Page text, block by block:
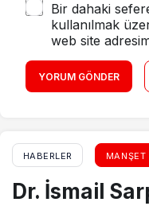
Bir dahaki
kullanılmak
web site
YORUM GÖNDER
HABERLER MANŞET
Dr. İsmail